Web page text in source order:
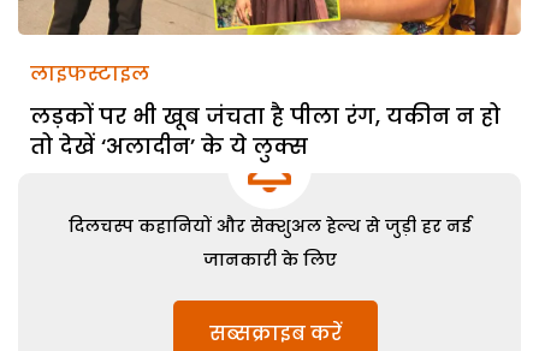
लाइफस्टाइल
लड़कों पर भी खूब जंचता है पीला रंग, यकीन न हो
तो देखें ‘अलादीन’ के ये लुक्स
दिलचस्प कहानियों और सेक्शुअल हेल्थ से जुड़ी हर नई
जानकारी के लिए
सब्सक्राइब करें